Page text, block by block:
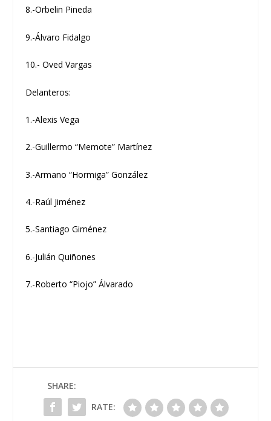
8.-Orbelin Pineda
9.-Álvaro Fidalgo
10.- Oved Vargas
Delanteros:
1.-Alexis Vega
2.-Guillermo “Memote” Martínez
3.-Armano “Hormiga” González
4.-Raúl Jiménez
5.-Santiago Giménez
6.-Julián Quiñones
7.-Roberto “Piojo” Álvarado
SHARE:
RATE: